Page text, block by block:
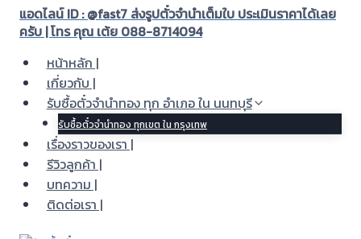
แอดไลน์ ID : @fast7 ส่งรูปตั๋วจำนำเต็มใบ ประเมินราคาได้เลย
ครับ | โทร คุณ เต้ย 088-8714094
หน้าหลัก |
เกี่ยวกับ |
รับซื้อตั๋วจำนำทอง ทุก อำเภอ ใน นนทบุรี
รับซื้อตั๋วจำนำทอง ทุกเขต ใน กรุงเทพ
เรื่องราวของเรา |
รีวิวลูกค้า |
บทความ |
ติดต่อเรา |